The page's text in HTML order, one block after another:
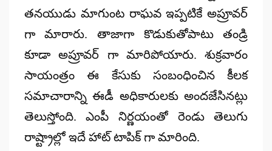
తనయుడు మాగుంట రాఘవ ఇప్పటికే అప్రూవర్
గా మారారు. తాజాగా కొడుకుతోపాటు తండ్రి
కూడా అప్రూవర్ గా మారిపోయారు. శుక్రవారం
సాయంత్రం ఈ కేసుకు సంబంధించిన కీలక
సమాచారాన్ని ఈడీ అధికారులకు అందజేసినట్లు
తెలుస్తోంది. ఎంపీ నిర్ణయంతో రెండు తెలుగు
రాష్ట్రాల్లో ఇదే హాట్ టాపిక్ గా మారింది.